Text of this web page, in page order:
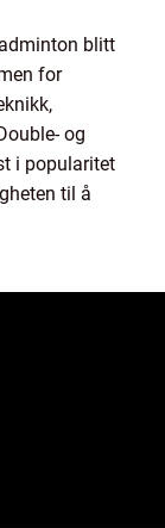
blitt
for
og
i popularitet
til å